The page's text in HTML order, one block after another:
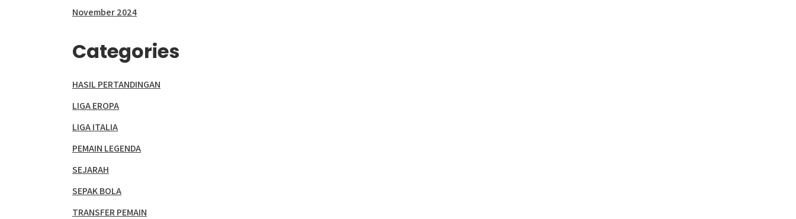
November 2024
Categories
HASIL PERTANDINGAN
LIGA EROPA
LIGA ITALIA
PEMAIN LEGENDA
SEJARAH
SEPAK BOLA
TRANSFER PEMAIN